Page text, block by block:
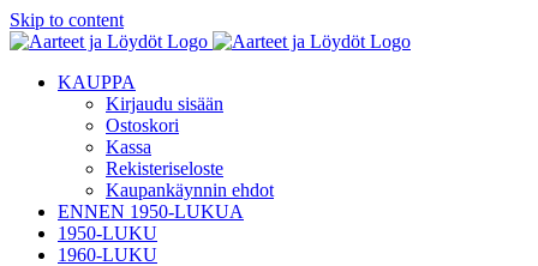
Skip to content
KAUPPA
Kirjaudu sisään
Ostoskori
Kassa
Rekisteriseloste
Kaupankäynnin ehdot
ENNEN 1950-LUKUA
1950-LUKU
1960-LUKU